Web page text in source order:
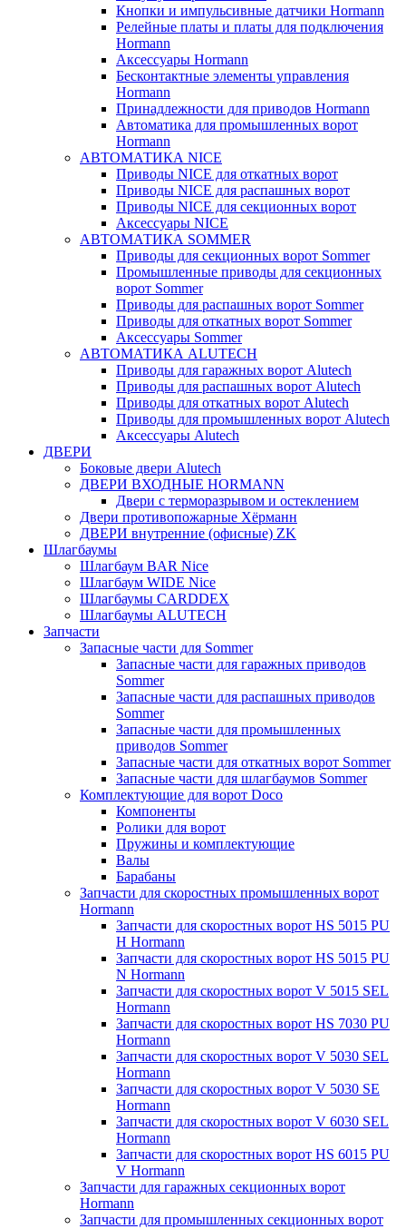
Кнопки и импульсивные датчики Hormann
Релейные платы и платы для подключения
Hormann
Аксессуары Hormann
Бесконтактные элементы управления
Hormann
Принадлежности для приводов Hormann
Автоматика для промышленных ворот
Hormann
АВТОМАТИКА NICE
Приводы NICE для откатных ворот
Приводы NICE для распашных ворот
Приводы NICE для секционных ворот
Аксессуары NICE
АВТОМАТИКА SOMMER
Приводы для секционных ворот Sommer
Промышленные приводы для секционных
ворот Sommer
Приводы для распашных ворот Sommer
Приводы для откатных ворот Sommer
Аксессуары Sommer
АВТОМАТИКА ALUTECH
Приводы для гаражных ворот Alutech
Приводы для распашных ворот Alutech
Приводы для откатных ворот Alutech
Приводы для промышленных ворот Alutech
Аксессуары Alutech
ДВЕРИ
Боковые двери Alutech
ДВЕРИ ВХОДНЫЕ HORMANN
Двери с терморазрывом и остеклением
Двери противопожарные Хёрманн
ДВЕРИ внутренние (офисные) ZK
Шлагбаумы
Шлагбаум BAR Nice
Шлагбаум WIDE Nice
Шлагбаумы CARDDEX
Шлагбаумы ALUTECH
Запчасти
Запасные части для Sommer
Запасные части для гаражных приводов
Sommer
Запасные части для распашных приводов
Sommer
Запасные части для промышленных
приводов Sommer
Запасные части для откатных ворот Sommer
Запасные части для шлагбаумов Sommer
Комплектующие для ворот Doco
Компоненты
Ролики для ворот
Пружины и комплектующие
Валы
Барабаны
Запчасти для скоростных промышленных ворот
Hormann
Запчасти для скоростных ворот HS 5015 PU
H Hormann
Запчасти для скоростных ворот HS 5015 PU
N Hormann
Запчасти для скоростных ворот V 5015 SEL
Hormann
Запчасти для скоростных ворот HS 7030 PU
Hormann
Запчасти для скоростных ворот V 5030 SEL
Hormann
Запчасти для скоростных ворот V 5030 SE
Hormann
Запчасти для скоростных ворот V 6030 SEL
Hormann
Запчасти для скоростных ворот HS 6015 PU
V Hormann
Запчасти для гаражных секционных ворот
Hormann
Запчасти для промышленных секционных ворот